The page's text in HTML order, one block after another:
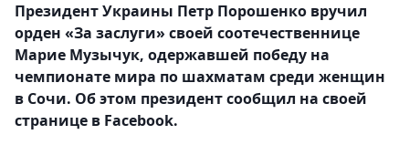
Президент Украины Петр Порошенко вручил
орден «За заслуги» своей соотечественнице
Марие Музычук, одержавшей победу на
чемпионате мира по шахматам среди женщин
в Сочи. Об этом президент сообщил на своей
странице в Facebook.